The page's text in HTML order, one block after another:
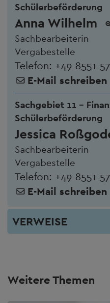
Schülerbeförderung
Anna Wilhelm
Sachbearbeiterin
Vergabestelle
Telefon: +49 8551
E-Mail schreiben
Sachgebiet 11 -
Schülerbeförderung
Jessica
Sachbearbeiterin
Vergabestelle
Telefon: +49 8551
E-Mail schreiben
VERWEISE
Weitere Themen